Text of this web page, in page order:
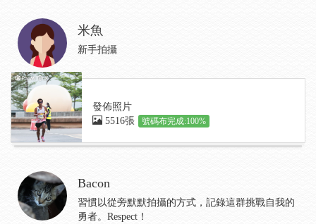
米魚
新手拍攝
發佈照片
5516張
號碼布完成:100%
Bacon
習慣以從旁默默拍攝的方式，記錄這群挑戰自我的
勇者。Respect！